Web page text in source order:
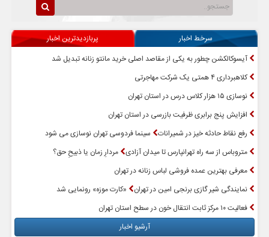
سرخط اخبار
پربازدیدترین اخبار
آیسوکالکشن چطور به یکی از مقاصد اصلی خرید مانتو زنانه تبدیل شد
کلاهبرداری ۴ همتی یک شرکت مهاجرتی
نوسازی ۱۵ هزار کلاس درس در استان تهران
افزایش پنج برابری ظرفیت بازرسی در استان تهران
رفع نقاط حادثه خیز در شمیرانات
سینما فردوسی تهران نوسازی می شود
متروباس از سه راه تهرانپارس تا میدان آزادی مردارِ زمان یا ذبیحِ حق؟
معرفی بهترین عمده فروشی لباس زنانه در تهران
نمایندگی شیر گازی برنجی امین در تهران
«کارت موزه» رونمایی شد
فعالیت ۱۰ مرکز ثابت انتقال خون در سطح استان تهران
آرشیو اخبار